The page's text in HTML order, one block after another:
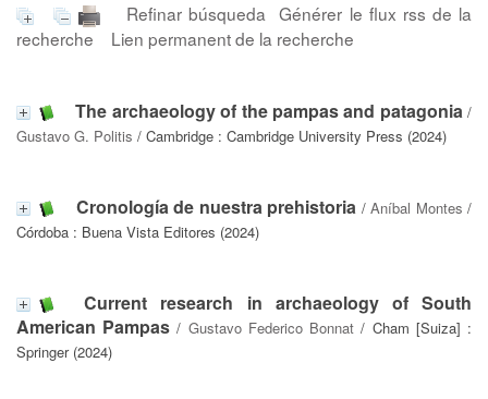
Refinar búsqueda
Générer le flux rss de la
recherche
Lien permanent de la recherche
The archaeology of the pampas and patagonia/
Gustavo G. Politis / Cambridge : Cambridge University Press (2024)
Cronología de nuestra prehistoria / Aníbal Montes /
Córdoba : Buena Vista Editores (2024)
Current research in archaeology of South
American Pampas / Gustavo Federico Bonnat / Cham [Suiza] :
Springer (2024)